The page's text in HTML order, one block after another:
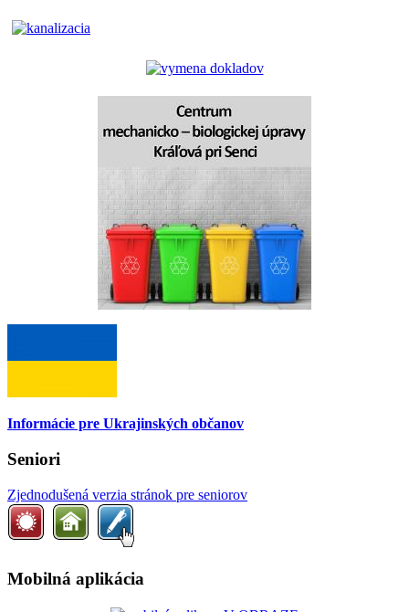
Informácie pre Ukrajinských občanov
Seniori
Zjednodušená verzia stránok pre seniorov
Mobilná aplikácia